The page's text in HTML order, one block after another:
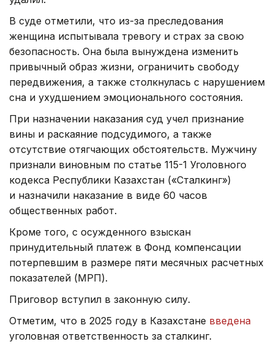
В суде отметили, что из-за преследования
женщина испытывала тревогу и страх за свою
безопасность. Она была вынуждена изменить
привычный образ жизни, ограничить свободу
передвижения, а также столкнулась с нарушением
сна и ухудшением эмоционального состояния.
При назначении наказания суд учел признание
вины и раскаяние подсудимого, а также
отсутствие отягчающих обстоятельств. Мужчину
признали виновным по статье 115-1 Уголовного
кодекса Республики Казахстан («Сталкинг»)
и назначили наказание в виде 60 часов
общественных работ.
Кроме того, с осужденного взыскан
принудительный платеж в Фонд компенсации
потерпевшим в размере пяти месячных расчетных
показателей (МРП).
Приговор вступил в законную силу.
Отметим, что в 2025 году в Казахстане введена
уголовная ответственность за сталкинг.